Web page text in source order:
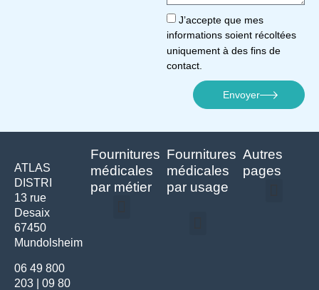
J’accepte que mes
informations soient récoltées
uniquement à des fins de
contact.
Envoyer
ATLAS
DISTRI
13 rue
Desaix
67450
Mundolsheim
06 49 800
203
09 80
Fournitures
médicales
par métier
Fournitures
médicales
par usage
Autres
pages